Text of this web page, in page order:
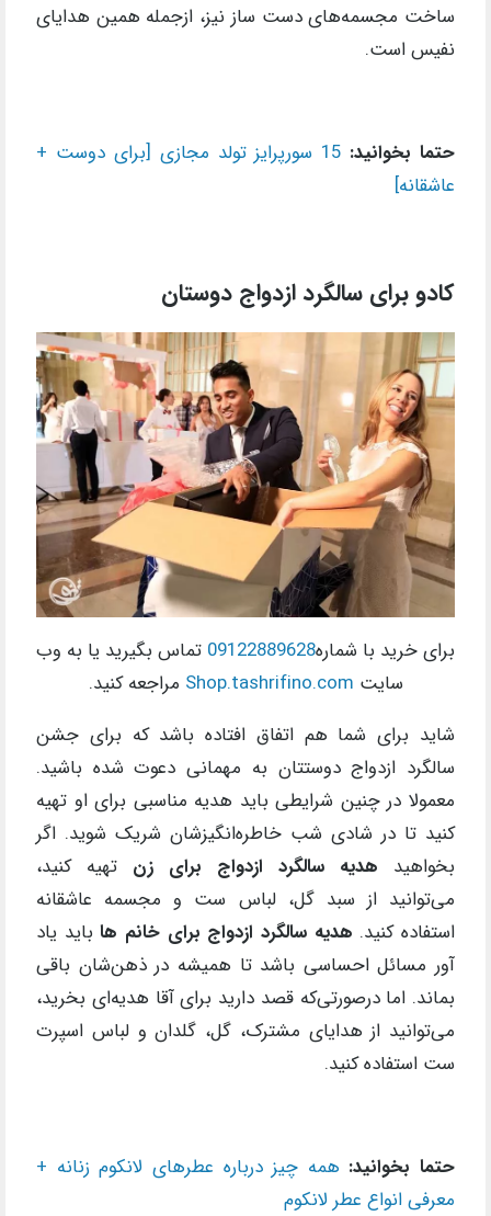
ساخت مجسمه‌های دست ساز نیز، ازجمله همین هدایای
نفیس است.
حتما بخوانید:
15 سورپرایز تولد مجازی [برای دوست +
عاشقانه]
کادو برای سالگرد ازدواج دوستان
برای خرید با شماره09122889628 تماس بگیرید یا به وب
سایت Shop.tashrifino.com مراجعه کنید.
شاید برای شما هم اتفاق افتاده باشد که برای جشن
سالگرد ازدواج دوستتان به مهمانی دعوت شده باشید.
معمولا در چنین شرایطی باید هدیه مناسبی برای او تهیه
کنید تا در شادی شب خاطره‌انگیزشان شریک شوید. اگر
بخواهید هدیه سالگرد ازدواج برای زن تهیه کنید،
می‌توانید از سبد گل، لباس ست و مجسمه عاشقانه
استفاده کنید. هدیه سالگرد ازدواج برای خانم ها باید یاد
آور مسائل احساسی باشد تا همیشه در ذهن‌شان باقی
بماند. اما درصورتی‌که قصد دارید برای آقا هدیه‌ای بخرید،
می‌توانید از هدایای مشترک، گل، گلدان و لباس اسپرت
ست استفاده کنید.
حتما بخوانید: همه چیز درباره عطرهای لانکوم زنانه +
معرفی انواع عطر لانکوم